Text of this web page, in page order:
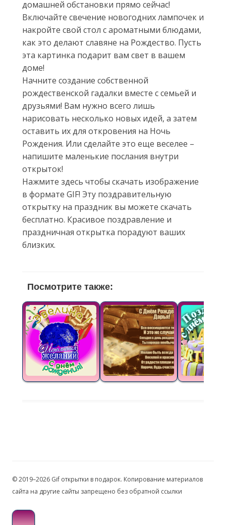
домашней обстановки прямо сейчас!
Включайте свечение новогодних лампочек и
накройте свой стол с ароматными блюдами,
как это делают славяне на Рождество. Пусть
эта картинка подарит вам свет в вашем
доме!
Начните создание собственной
рождественской гадалки вместе с семьей и
друзьями! Вам нужно всего лишь
нарисовать несколько новых идей, а затем
оставить их для откровения на Ночь
Рождения. Или сделайте это еще веселее –
напишите маленькие послания внутри
открыток!
Нажмите здесь чтобы скачать изображение
в формате GIF! Эту поздравительную
открытку на праздник вы можете скачать
бесплатно. Красивое поздравление и
праздничная открытка порадуют ваших
близких.
Посмотрите также:
© 2019–2026 Gif открытки в подарок. Копирование материалов
сайта на другие сайты запрещено без обратной ссылки